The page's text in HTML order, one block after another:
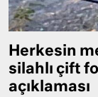
Herkesin
silahlı çift
açıklaması